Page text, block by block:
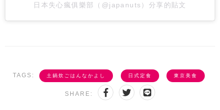
日本失心瘋俱樂部（@japanuts）分享的貼文
TAGS: 土鍋炊ごはんなかよし 日式定食 東京美食
SHARE: